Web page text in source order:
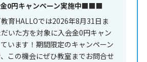
0円キャンペーン実施中■■■
育HALLOでは2026年8月31日ま
いた方を対象に入会金0円キャン
います！期間限定のキャンペーン
この機会にぜひ教室までお問合せ